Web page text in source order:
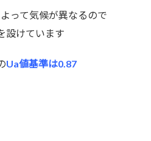
って気候が異なるので
設けています
Ua値基準は0.87